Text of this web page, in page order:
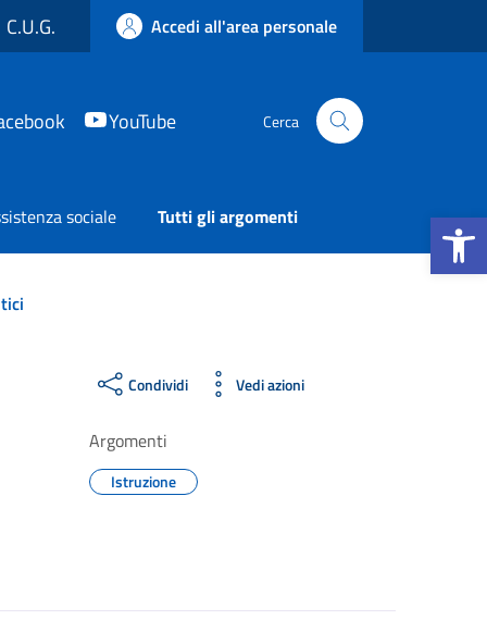
Apri la
C.U.G. Accedi all'area personale
YouTube Cerca
sociale Tutti gli argomenti
Condividi Vedi azioni
Argomenti
Istruzione